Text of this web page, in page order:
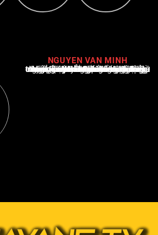
NGUYEN VAN MINH
Nguyễn Văn Minh là một trong những chuyên gia hàng đầu về báo cáo tin tức thể thao tại Việt Nam, với hơn 10 năm hoạt động trong ngành. Ông có kiến thức sâu rộng và kinh nghiệm đáng kể trong việc phân tích và báo cáo về các sự kiện thể thao hàng đầu. Sự hiểu biết sâu sắc của ông về ngành này đã giúp ông xây dựng uy tín và danh tiếng trong cộng đồng báo chí thể thao.